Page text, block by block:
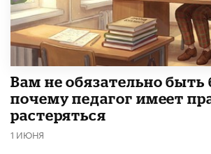
​Вам не обязательно быть
почему педагог имеет
растеряться
1 ИЮНЯ